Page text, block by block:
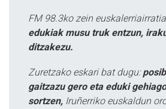
FM 98.3ko zein
edukiak musu truk entzun,
ditzakezu.
Zuretzako eskari bat dugu:
gaitzazu gero eta eduki
sortzen, Iruñerriko euskaldun